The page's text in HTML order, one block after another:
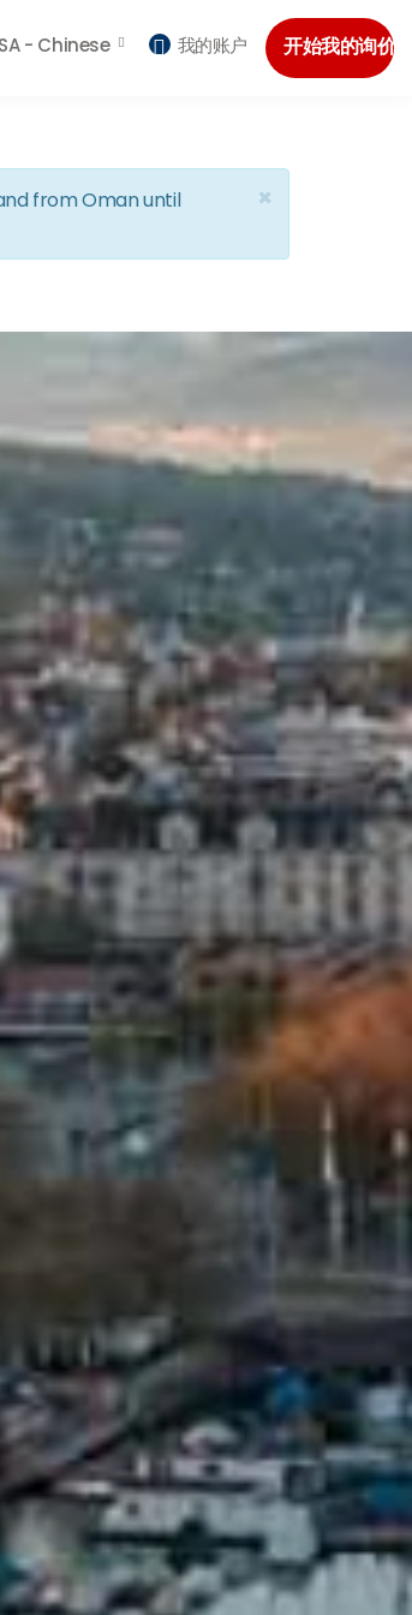
开始我的询价
- Chinese 我的账户
×
from Oman until